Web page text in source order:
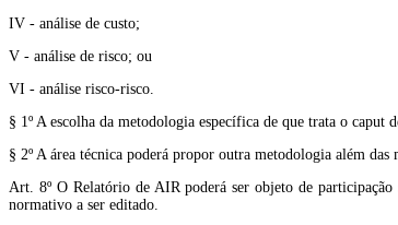
IV - análise de custo;
V - análise de risco; ou
VI - análise risco-risco.
§ 1º A escolha da metodologia específica de que trata o caput
§ 2º A área técnica poderá propor outra metodologia além
Art. 8º O Relatório de AIR poderá ser objeto de
normativo a ser editado.